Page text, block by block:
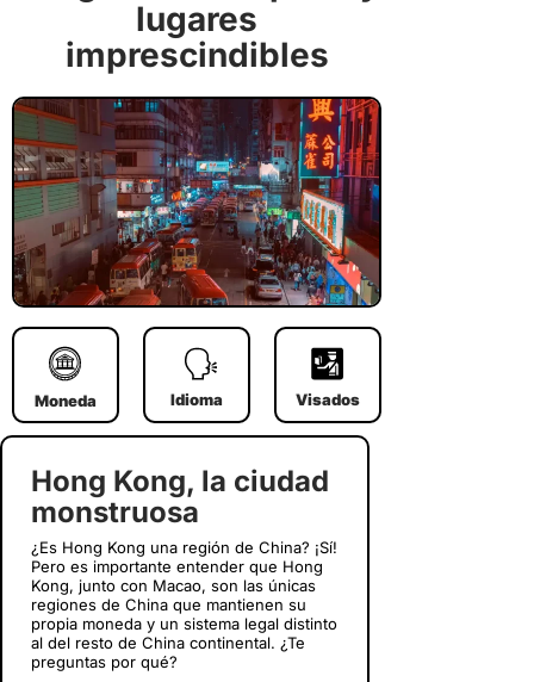
lugares
imprescindibles
Moneda Idioma Visados
Hong Kong, la ciudad
monstruosa
¿Es Hong Kong una región de China? ¡Sí!
Pero es importante entender que Hong
Kong, junto con Macao, son las únicas
regiones de China que mantienen su
propia moneda y un sistema legal distinto
al del resto de China continental. ¿Te
preguntas por qué?